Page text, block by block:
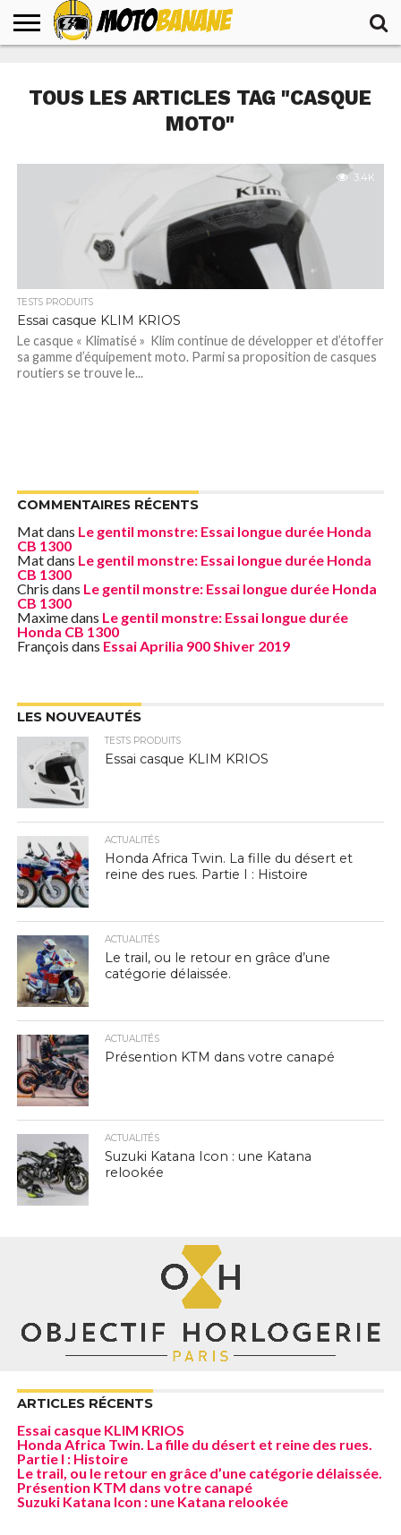
PRODUITS
TOUS LES ARTICLES TAG "CASQUE
MOTO"
3.4K
TESTS PRODUITS
Essai casque KLIM KRIOS
Le casque « Klimatisé » Klim continue de développer et d’étoffer
sa gamme d’équipement moto. Parmi sa proposition de casques
routiers se trouve le...
COMMENTAIRES RÉCENTS
Matdans Le gentil monstre: Essai longue durée Honda
CB 1300
Matdans Le gentil monstre: Essai longue durée Honda
CB 1300
Chris dans Le gentil monstre: Essai longue durée Honda
CB 1300
Maximedans Le gentil monstre: Essai longue durée
Honda CB 1300
François dans Essai Aprilia 900 Shiver 2019
LES NOUVEAUTÉS
TESTS PRODUITS
Essai casque KLIM KRIOS
ACTUALITÉS
Honda Africa Twin. La fille du désert et
reine des rues. Partie I : Histoire
ACTUALITÉS
Le trail, ou le retour en grâce d’une
catégorie délaissée.
ACTUALITÉS
Présention KTM dans votre canapé
ACTUALITÉS
Suzuki Katana Icon : une Katana
relookée
ARTICLES RÉCENTS
Essai casque KLIM KRIOS
Honda Africa Twin. La fille du désert et reine des rues.
Partie I : Histoire
Le trail, ou le retour en grâce d’une catégorie délaissée.
Présention KTM dans votre canapé
Suzuki Katana Icon : une Katana relookée